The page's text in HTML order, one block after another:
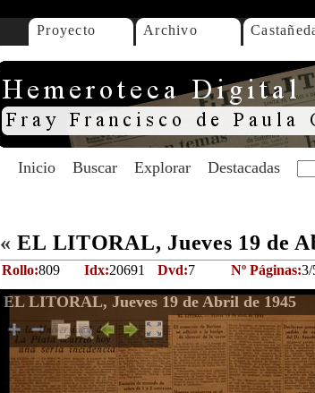
Proyecto Archivo
Inicio Buscar Explorar Destacadas
« EL LITORAL, Jueves 19 de
Rollo:809 Idx:20691 Dvd:7 Nº Páginas:3/
EL LITORAL, Jueves 19 de Abril de 1945